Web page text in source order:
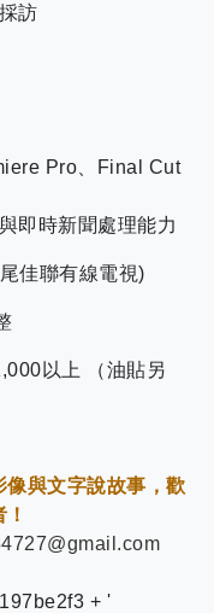
訪
Pro、Final Cut
即時新聞處理能力
佳聯有線電視)
以上 （油貼另
與文字說故事，歡
+ '